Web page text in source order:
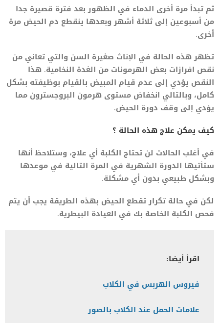
ثم تبدأ مرة أخرى الدماء في الظهور بعد فترة قصيرة جدا
من أسبوعين إلى ثلاثة أشهر وبعدها ينقطع دم الحيض مرة
أخرى.
تظهر هذه الحالة في الإناث صغيرة السن والتي تعاني من
نقص افرازات بعض الهرمونات من الغدة النخامية. هذا
النقص يؤدي إلى عدم قيام المبيض بالقيام بوظيفته بشكل
كامل، وبالتالي انخفاض مستوى هرمون البروجسترون مما
يؤدي إلى وقف دورة الحيض.
كيف يمكن علاج هذه الحالة ؟
في أغلب الحالات لن تحتاج الكلبة أي علاج، وستلاحظ أنها
ستأتيها الدورة الشهرية في المرة التالية في موعدها
وبشكل طبيعي بدون أي مشكلة.
لكن في حالة تكرار تقطع الحيض بهذه الطريقة يجب أن يتم
فحص الكلبة الخاصة بك في العيادة البيطرية.
اقرأ أيضا:
فيروس الهربس في الكلاب
علامات الحمل عند الكلاب بالصور